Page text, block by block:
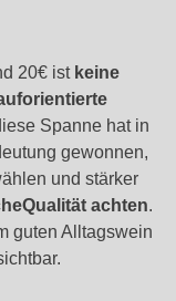
20€ ist keine
Spanne hat in
gewonnen,
und stärker
Qualität achten.
guten Alltagswein